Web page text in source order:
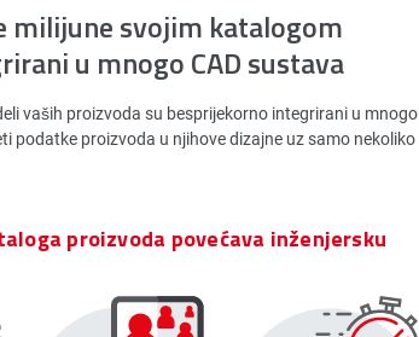
milijune svojim katalogom
u mnogo CAD sustava
vaših proizvoda su besprijekorno integrirani u mnogo
podatke proizvoda u njihove dizajne uz samo nekoliko
proizvoda povećava inženjersku